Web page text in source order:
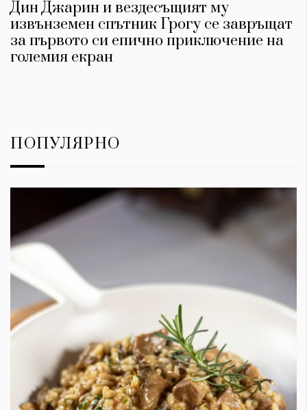
Дин Джарин и вездесъщият му
извънземен спътник Грогу се завръщат
за първото си епично приключение на
големия екран
ПОПУЛЯРНО